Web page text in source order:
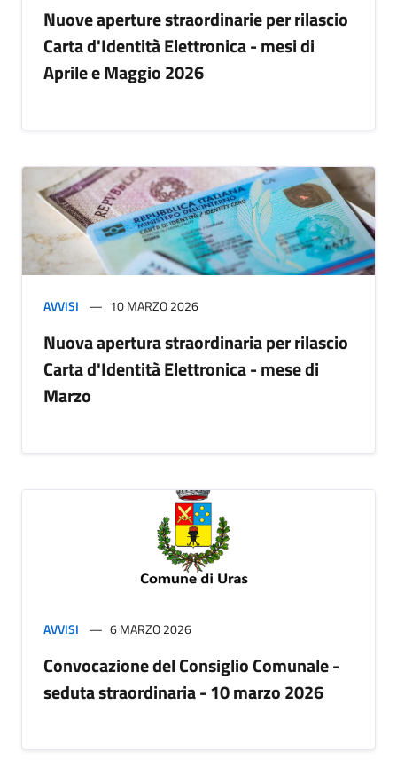
Nuove aperture straordinarie per rilascio
Carta d'Identità Elettronica - mesi di
Aprile e Maggio 2026
AVVISI 10 MARZO 2026
Nuova apertura straordinaria per rilascio
Carta d'Identità Elettronica - mese di
Marzo
AVVISI 6 MARZO 2026
Convocazione del Consiglio Comunale -
seduta straordinaria - 10 marzo 2026